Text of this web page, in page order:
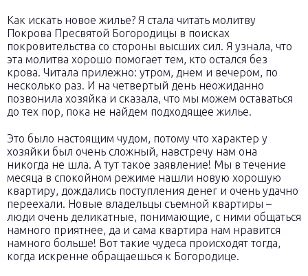
Как искать новое жилье? Я стала читать молитву
Покрова Пресвятой Богородицы в поисках
покровительства со стороны высших сил. Я узнала, что
эта молитва хорошо помогает тем, кто остался без
крова. Читала прилежно: утром, днем и вечером, по
несколько раз. И на четвертый день неожиданно
позвонила хозяйка и сказала, что мы можем оставаться
до тех пор, пока не найдем подходящее жилье.
Это было настоящим чудом, потому что характер у
хозяйки был очень сложный, навстречу нам она
никогда не шла. А тут такое заявление! Мы в течение
месяца в спокойном режиме нашли новую хорошую
квартиру, дождались поступления денег и очень удачно
переехали. Новые владельцы съемной квартиры –
люди очень деликатные, понимающие, с ними общаться
намного приятнее, да и сама квартира нам нравится
намного больше! Вот такие чудеса происходят тогда,
когда искренне обращаешься к Богородице.